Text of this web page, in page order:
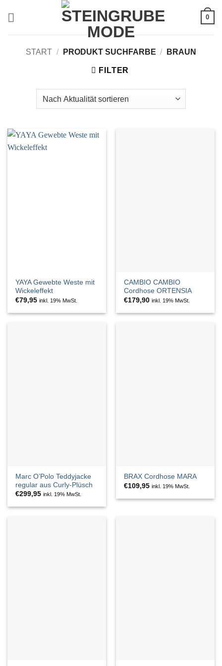
0
START / PRODUKT SUCHFARBE / BRAUN
FILTER
YAYA Gewebte Weste mit
Wickeleffekt
€79,95 inkl. 19% MwSt.
CAMBIO CAMBIO
Cordhose ORTENSIA
€179,90 inkl. 19% MwSt.
Marc O’Polo Teddyjacke
regular aus Curly-Plüsch
€299,95 inkl. 19% MwSt.
BRAX Cordhose MARA
€109,95 inkl. 19% MwSt.